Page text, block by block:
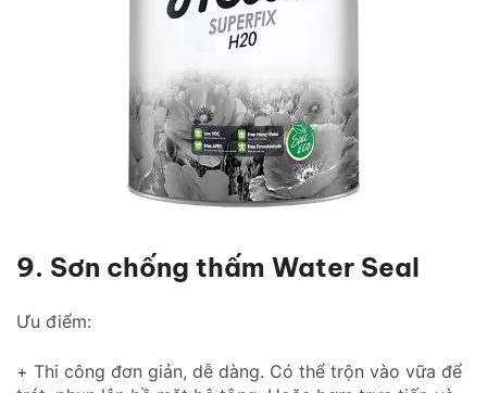
9. Sơn chống thấm Water Seal
Ưu điểm:
+ Thi công đơn giản, dễ dàng. Có thể trộn vào vữa để